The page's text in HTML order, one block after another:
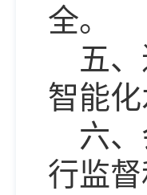
全。
五
智能化
六
行监